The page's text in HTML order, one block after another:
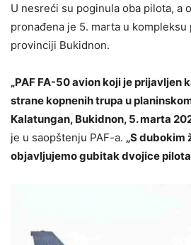
U nesreći su poginula oba pilota, a
pronađena je 5. marta u kompleksu
provinciji Bukidnon.
„PAF FA-50 avion koji je prijavljen
strane kopnenih trupa u
Kalatungan, Bukidnon, 5. marta
je u saopštenju PAF-a. „S dubokim
objavljujemo gubitak dvojice